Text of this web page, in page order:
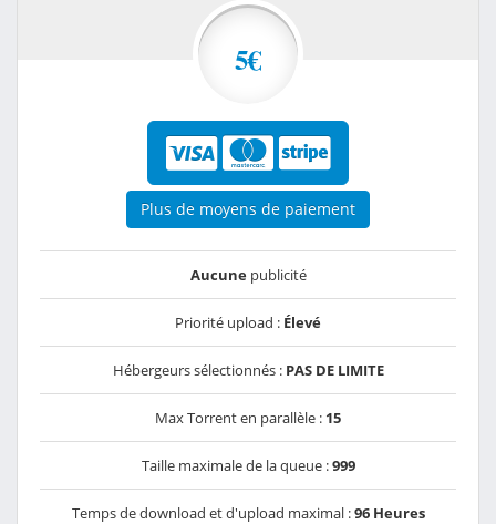
5€
Plus de moyens de paiement
Aucunepublicité
Priorité upload : Élevé
Hébergeurs sélectionnés : PAS DE LIMITE
Max Torrent en parallèle : 15
Taille maximale de la queue :999
Temps de download et d'upload maximal :96 Heures